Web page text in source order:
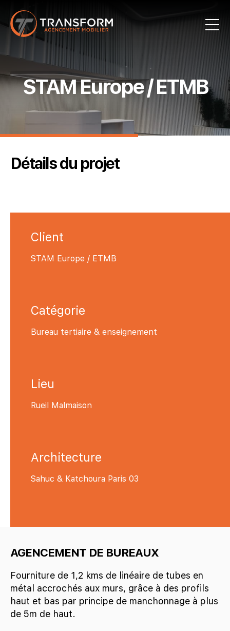
STAM Europe / ETMB
Détails du projet
Client
STAM Europe / ETMB
Catégorie
Bureau tertiaire & enseignement
Lieu
Rueil Malmaison
Architecture
Sahuc & Katchoura Paris 03
AGENCEMENT DE BUREAUX
Fourniture de 1,2 kms de linéaire de tubes en
métal accrochés aux murs, grâce à des profils
haut et bas par principe de manchonnage à plus
de 5m de haut.